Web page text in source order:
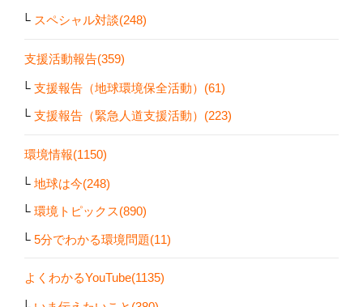
スペシャル対談(248)
支援活動報告(359)
支援報告（地球環境保全活動）(61)
支援報告（緊急人道支援活動）(223)
環境情報(1150)
地球は今(248)
環境トピックス(890)
5分でわかる環境問題(11)
よくわかるYouTube(1135)